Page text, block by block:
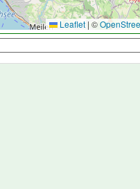
Leaflet | ©